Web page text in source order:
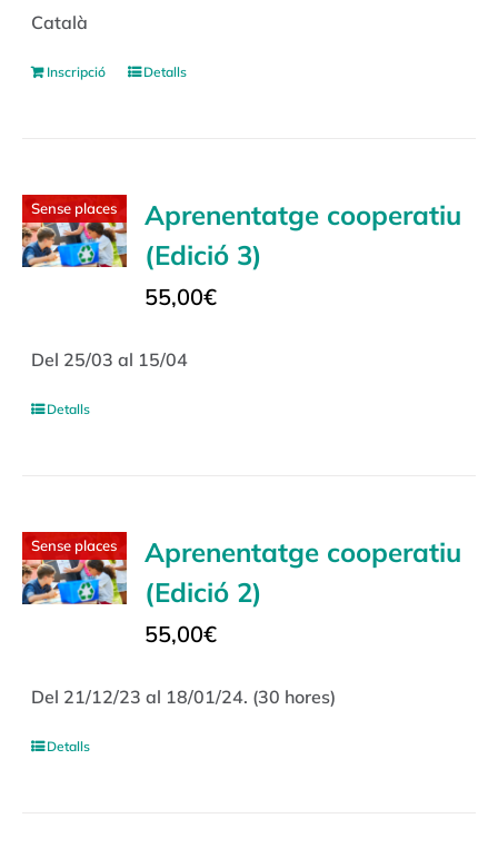
Català
Inscripció Detalls
Sense places
Aprenentatge cooperatiu
(Edició 3)
55,00€
Del 25/03 al 15/04
Detalls
Sense places
Aprenentatge cooperatiu
(Edició 2)
55,00€
Del 21/12/23 al 18/01/24. (30 hores)
Detalls